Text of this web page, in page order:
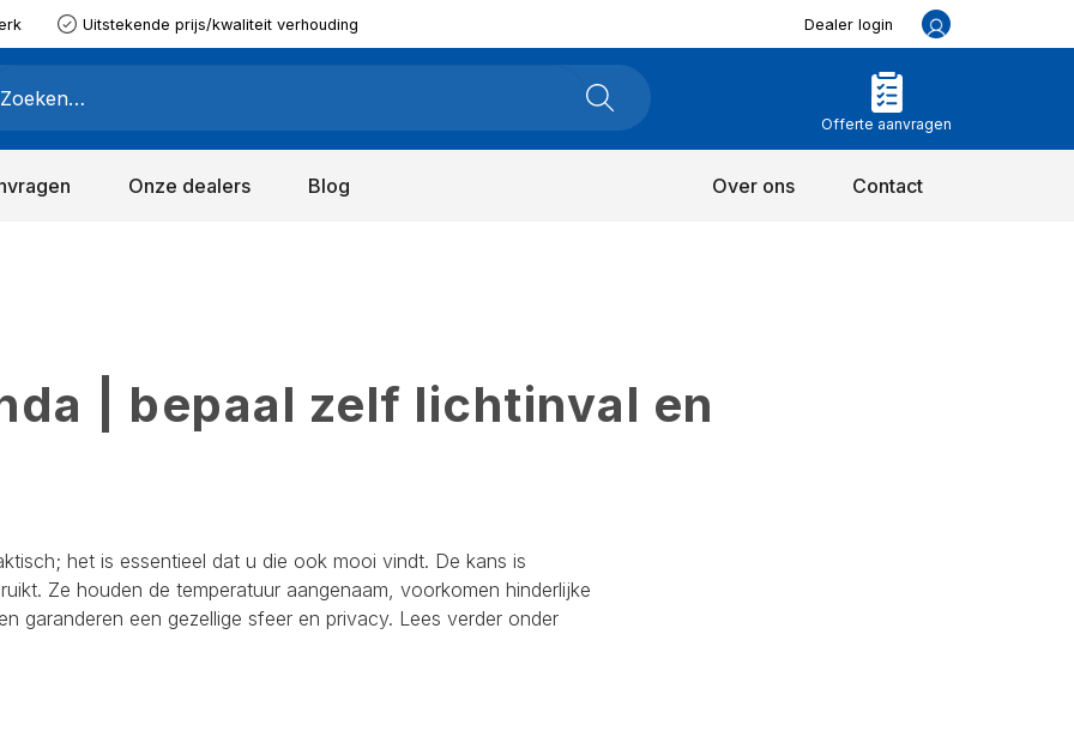
Uitstekende prijs/kwaliteit verhouding Dealer login
Offerte aanvragen
Onze dealers Blog Over ons Contact
| bepaal zelf lichtinval en
het is essentieel dat u die ook mooi vindt. De kans is
Ze houden de temperatuur aangenaam, voorkomen hinderlijke
garanderen een gezellige sfeer en privacy. Lees verder onder